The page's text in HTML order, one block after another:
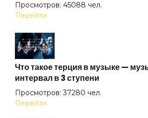
В подвенечном
Василиск
Вернемся в Питер
Просмотров: 45088 чел.
Перейти
Что такое терция в музыке —
интервал в 3 ступени
Просмотров: 37280 чел.
Перейти